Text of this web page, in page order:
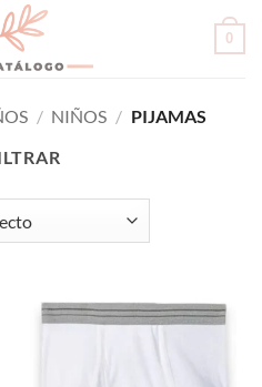
0
/ NIÑOS / PIJAMAS